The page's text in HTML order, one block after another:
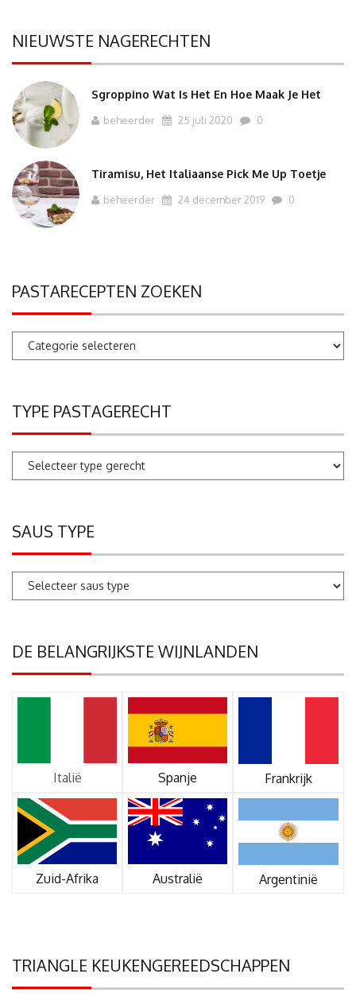
NIEUWSTE NAGERECHTEN
Sgroppino Wat Is Het En Hoe Maak Je Het
beheerder 25 juli 2020 0
Tiramisu, Het Italiaanse Pick Me Up Toetje
beheerder 24 december 2019 0
PASTARECEPTEN ZOEKEN
Pastarecepten
zoeken
TYPE PASTAGERECHT
SAUS TYPE
DE BELANGRIJKSTE WIJNLANDEN
Italië Spanje Frankrijk
Zuid-Afrika Australië Argentinië
TRIANGLE KEUKENGEREEDSCHAPPEN